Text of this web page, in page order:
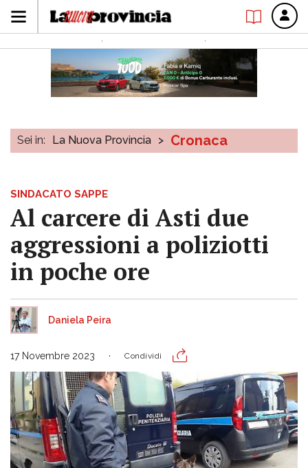
Sei in: La Nuova Provincia > Cronaca
SINDACATO SAPPE
Al carcere di Asti due
aggressioni a poliziotti
in poche ore
Daniela Peira
17 Novembre 2023 Condividi